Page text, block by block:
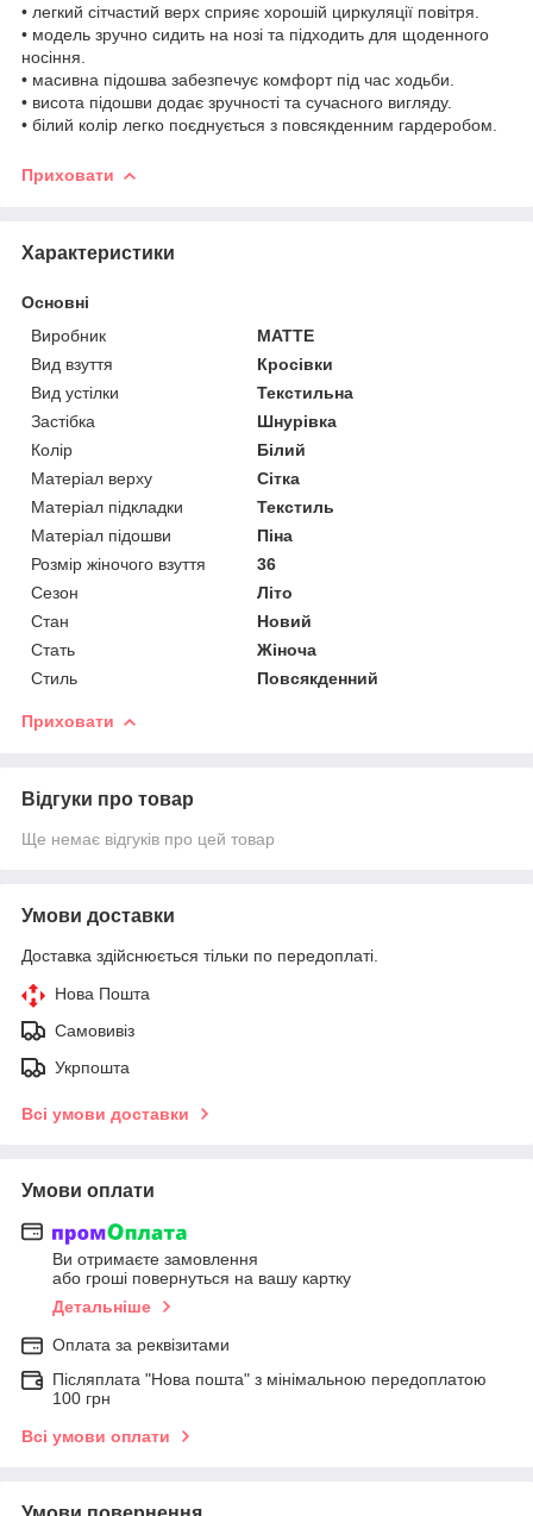
• легкий сітчастий верх сприяє хорошій циркуляції повітря.
• модель зручно сидить на нозі та підходить для щоденного
носіння.
• масивна підошва забезпечує комфорт під час ходьби.
• висота підошви додає зручності та сучасного вигляду.
• білий колір легко поєднується з повсякденним гардеробом.
Приховати
Характеристики
Основні
Виробник
MATTE
Вид взуття
Кросівки
Вид устілки
Текстильна
Застібка
Шнурівка
Колір
Білий
Матеріал верху
Сітка
Матеріал підкладки
Текстиль
Матеріал підошви
Піна
Розмір жіночого взуття
36
Сезон
Літо
Стан
Новий
Стать
Жіноча
Стиль
Повсякденний
Приховати
Відгуки про товар
Ще немає відгуків про цей товар
Умови доставки
Доставка здійснюється тільки по передоплаті.
Нова Пошта
Самовивіз
Укрпошта
Всі умови доставки
Умови оплати
Ви отримаєте замовлення
або гроші повернуться на вашу картку
Детальніше
Оплата за реквізитами
Післяплата "Нова пошта" з мінімальною передоплатою
100 грн
Всі умови оплати